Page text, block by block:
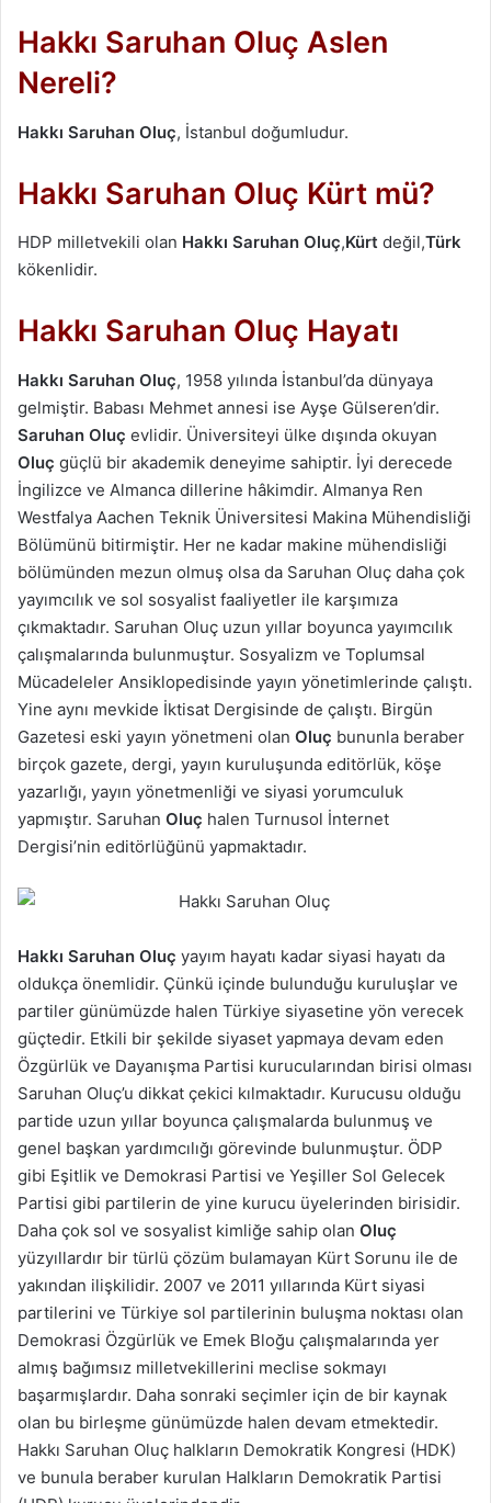
Hakkı Saruhan Oluç Aslen
Nereli?
Hakkı Saruhan Oluç, İstanbul doğumludur.
Hakkı Saruhan Oluç Kürt mü?
HDP milletvekili olan Hakkı Saruhan Oluç,Kürt değil,Türk
kökenlidir.
Hakkı Saruhan Oluç Hayatı
Hakkı Saruhan Oluç, 1958 yılında İstanbul’da dünyaya
gelmiştir. Babası Mehmet annesi ise Ayşe Gülseren’dir.
Saruhan Oluç evlidir. Üniversiteyi ülke dışında okuyan
Oluç güçlü bir akademik deneyime sahiptir. İyi derecede
İngilizce ve Almanca dillerine hâkimdir. Almanya Ren
Westfalya Aachen Teknik Üniversitesi Makina Mühendisliği
Bölümünü bitirmiştir. Her ne kadar makine mühendisliği
bölümünden mezun olmuş olsa da Saruhan Oluç daha çok
yayımcılık ve sol sosyalist faaliyetler ile karşımıza
çıkmaktadır. Saruhan Oluç uzun yıllar boyunca yayımcılık
çalışmalarında bulunmuştur. Sosyalizm ve Toplumsal
Mücadeleler Ansiklopedisinde yayın yönetimlerinde çalıştı.
Yine aynı mevkide İktisat Dergisinde de çalıştı. Birgün
Gazetesi eski yayın yönetmeni olan Oluç bununla beraber
birçok gazete, dergi, yayın kuruluşunda editörlük, köşe
yazarlığı, yayın yönetmenliği ve siyasi yorumculuk
yapmıştır. Saruhan Oluç halen Turnusol İnternet
Dergisi’nin editörlüğünü yapmaktadır.
Hakkı Saruhan Oluç yayım hayatı kadar siyasi hayatı da
oldukça önemlidir. Çünkü içinde bulunduğu kuruluşlar ve
partiler günümüzde halen Türkiye siyasetine yön verecek
güçtedir. Etkili bir şekilde siyaset yapmaya devam eden
Özgürlük ve Dayanışma Partisi kurucularından birisi olması
Saruhan Oluç’u dikkat çekici kılmaktadır. Kurucusu olduğu
partide uzun yıllar boyunca çalışmalarda bulunmuş ve
genel başkan yardımcılığı görevinde bulunmuştur. ÖDP
gibi Eşitlik ve Demokrasi Partisi ve Yeşiller Sol Gelecek
Partisi gibi partilerin de yine kurucu üyelerinden birisidir.
Daha çok sol ve sosyalist kimliğe sahip olan Oluç
yüzyıllardır bir türlü çözüm bulamayan Kürt Sorunu ile de
yakından ilişkilidir. 2007 ve 2011 yıllarında Kürt siyasi
partilerini ve Türkiye sol partilerinin buluşma noktası olan
Demokrasi Özgürlük ve Emek Bloğu çalışmalarında yer
almış bağımsız milletvekillerini meclise sokmayı
başarmışlardır. Daha sonraki seçimler için de bir kaynak
olan bu birleşme günümüzde halen devam etmektedir.
Hakkı Saruhan Oluç halkların Demokratik Kongresi (HDK)
ve bunula beraber kurulan Halkların Demokratik Partisi